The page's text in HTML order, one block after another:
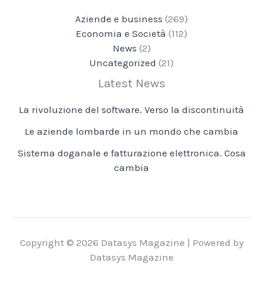
Aziende e business (269)
Economia e Società (112)
News (2)
Uncategorized (21)
Latest News
La rivoluzione del software. Verso la discontinuità
Le aziende lombarde in un mondo che cambia
Sistema doganale e fatturazione elettronica. Cosa
cambia
Copyright © 2026 Datasys Magazine | Powered by
Datasys Magazine